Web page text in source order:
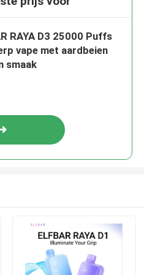
RAYA D3 25000 Puffs
vape met aardbeien
smaak